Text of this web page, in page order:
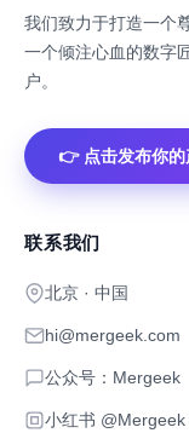
我们致力于打造一个
一个倾注心血的数字
户。
👉 点击发布你的
联系我们
北京 · 中国
hi@mergeek.com
公众号：Mergeek
小红书